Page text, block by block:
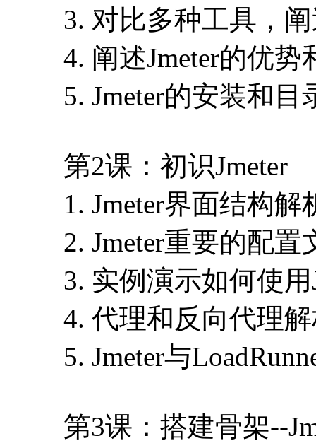
3. 对比多种工具，
4. 阐述Jmeter的优势
5. Jmeter的安装和目
第2课：初识Jmeter
1. Jmeter界面结构解
2. Jmeter重要的配置
3. 实例演示如何使
4. 代理和反向代理
5. Jmeter与
第3课：搭建骨架--